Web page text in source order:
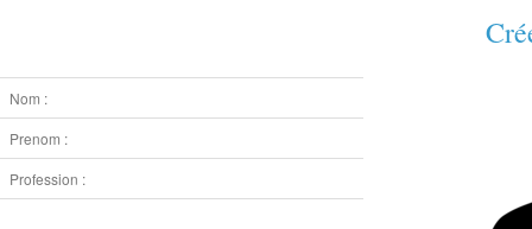
Nom :
Prenom :
Profession :